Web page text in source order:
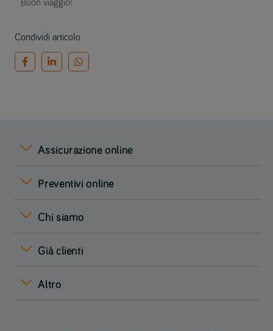
Buon viaggio!
Condividi articolo
Assicurazione online
Preventivi online
Chi siamo
Già clienti
Altro